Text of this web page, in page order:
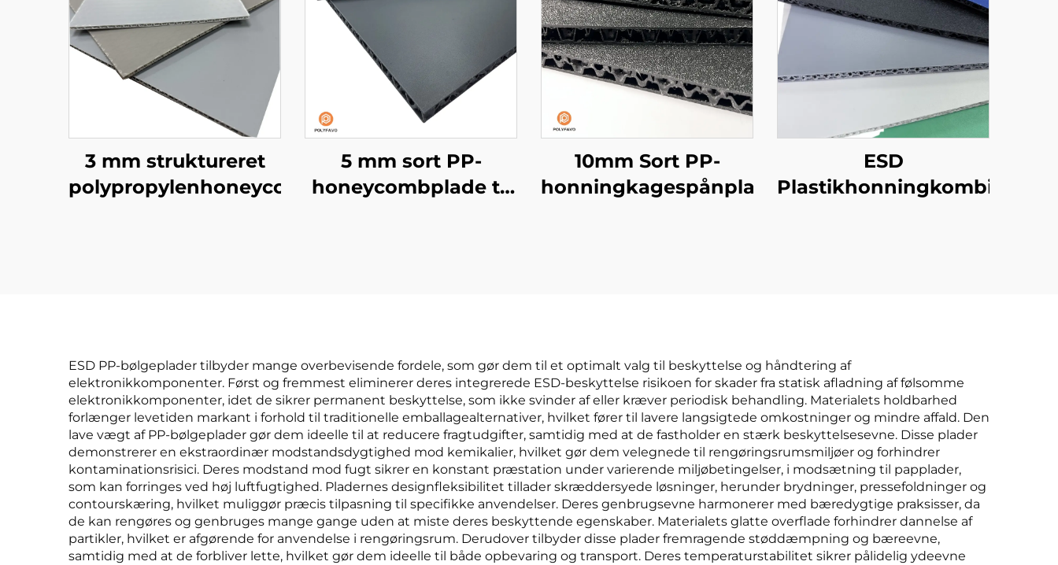
3 mm struktureret
polypropylenhoneycombpanel
5 mm sort PP-
honeycombplade til
10mm Sort PP-
honningkagespånplade
ESD
Plastikhonningkombipanel
ESD PP-bølgeplader tilbyder mange overbevisende fordele, som gør dem til et optimalt valg til beskyttelse og håndtering af
elektronikkomponenter. Først og fremmest eliminerer deres integrerede ESD-beskyttelse risikoen for skader fra statisk afladning af følsomme
elektronikkomponenter, idet de sikrer permanent beskyttelse, som ikke svinder af eller kræver periodisk behandling. Materialets holdbarhed
forlænger levetiden markant i forhold til traditionelle emballagealternativer, hvilket fører til lavere langsigtede omkostninger og mindre affald. Den
lave vægt af PP-bølgeplader gør dem ideelle til at reducere fragtudgifter, samtidig med at de fastholder en stærk beskyttelsesevne. Disse plader
demonstrerer en ekstraordinær modstandsdygtighed mod kemikalier, hvilket gør dem velegnede til rengøringsrumsmiljøer og forhindrer
kontaminationsrisici. Deres modstand mod fugt sikrer en konstant præstation under varierende miljøbetingelser, i modsætning til papplader,
som kan forringes ved høj luftfugtighed. Pladernes designfleksibilitet tillader skræddersyede løsninger, herunder brydninger, pressefoldninger og
contourskæring, hvilket muliggør præcis tilpasning til specifikke anvendelser. Deres genbrugsevne harmonerer med bæredygtige praksisser, da
de kan rengøres og genbruges mange gange uden at miste deres beskyttende egenskaber. Materialets glatte overflade forhindrer dannelse af
partikler, hvilket er afgørende for anvendelse i rengøringsrum. Derudover tilbyder disse plader fremragende støddæmpning og bæreevne,
samtidig med at de forbliver lette, hvilket gør dem ideelle til både opbevaring og transport. Deres temperaturstabilitet sikrer pålidelig ydeevne